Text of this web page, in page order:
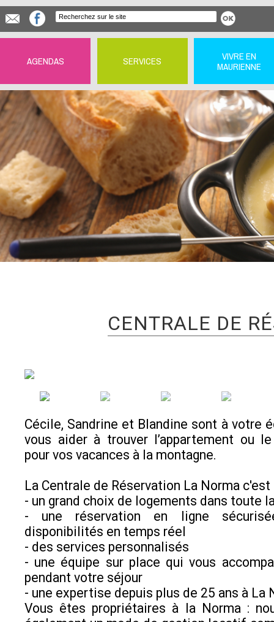
AGENDAS SERVICES
VIVRE EN
MAURIENNE
CENTRALE DE
Cécile, Sandrine et Blandine sont à votre
vous aider à trouver l’appartement ou
pour vos vacances à la montagne.
La Centrale de Réservation La Norma c'est
- un grand choix de logements dans toute
- une réservation en ligne
disponibilités en temps réel
- des services personnalisés
- une équipe sur place qui vous
pendant votre séjour
- une expertise depuis plus de 25 ans à La
Vous êtes propriétaires à la Norma :